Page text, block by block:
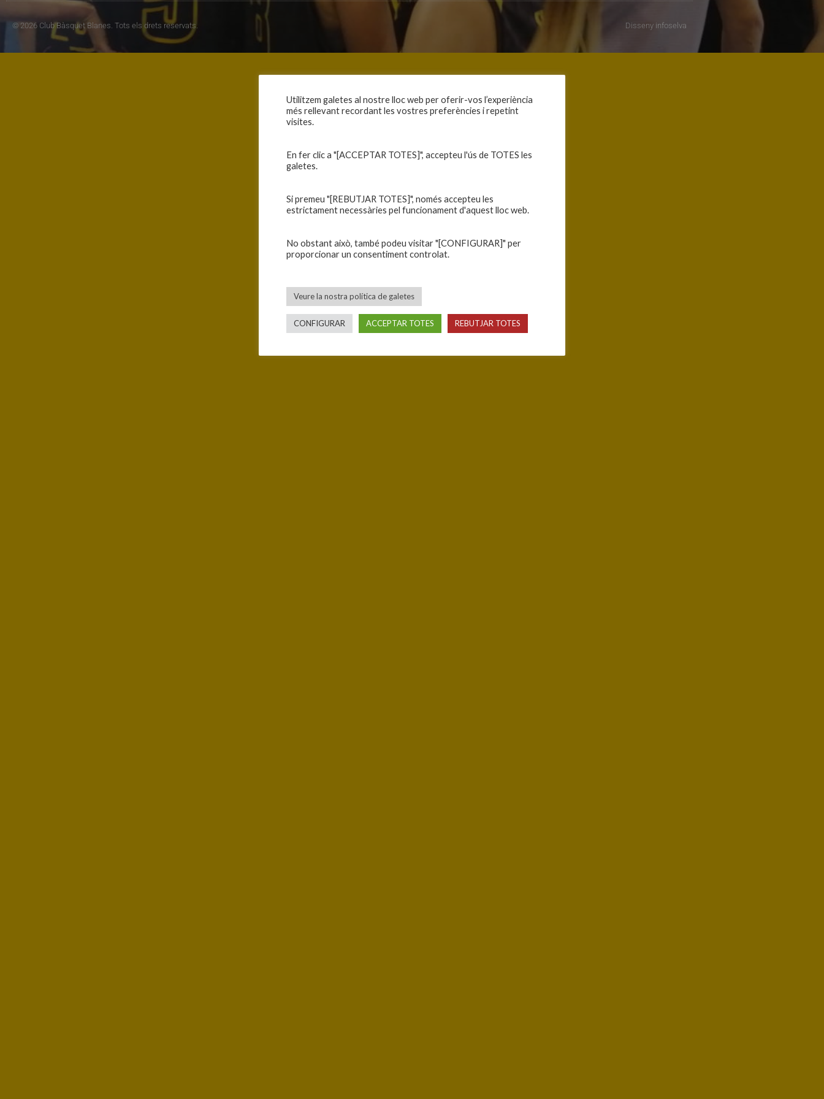
© 2026 Club Bàsquet Blanes. Tots els drets reservats. Disseny infoselva
Utilitzem galetes al nostre lloc web per oferir-vos l’experiència
més rellevant recordant les vostres preferències i repetint
visites.
En fer clic a "[ACCEPTAR TOTES]", accepteu l'ús de TOTES les
galetes.
Si premeu "[REBUTJAR TOTES]", només accepteu les
estrictament necessàries pel funcionament d'aquest lloc web.
No obstant això, també podeu visitar "[CONFIGURAR]" per
proporcionar un consentiment controlat.
Veure la nostra política de galetes
CONFIGURAR ACCEPTAR TOTES REBUTJAR TOTES